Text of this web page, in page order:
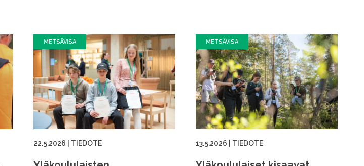
METSÄVISA
22.5.2026 TIEDOTE
METSÄVISA
13.5.2026 TIEDOTE